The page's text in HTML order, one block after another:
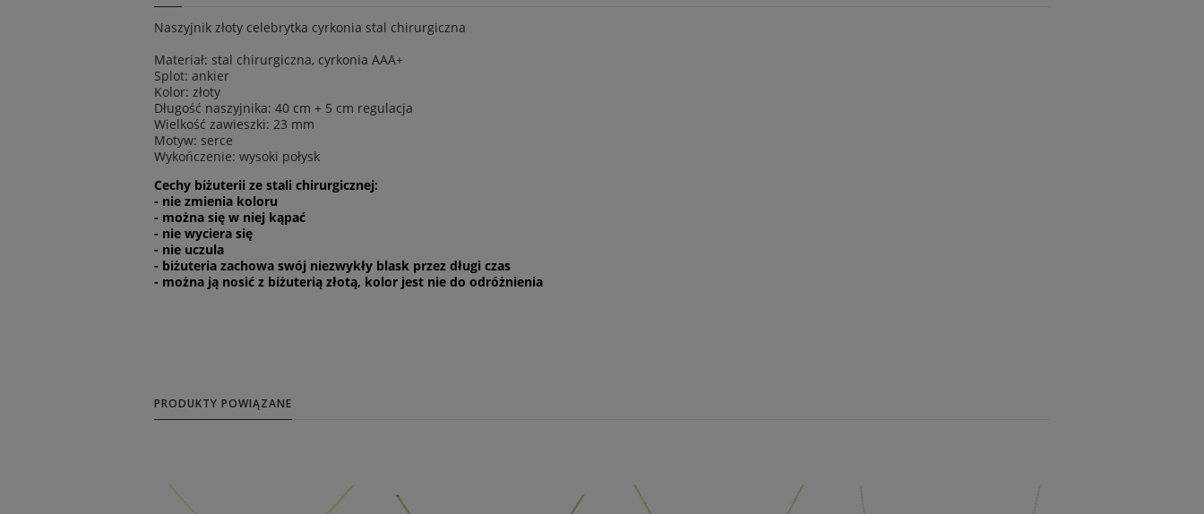
Naszyjnik złoty celebrytka cyrkonia stal chirurgiczna
Materiał: stal chirurgiczna, cyrkonia AAA+
Splot: ankier
Kolor: złoty
Długość naszyjnika: 40 cm + 5 cm regulacja
Wielkość zawieszki: 23 mm
Motyw: serce
Wykończenie: wysoki połysk
Cechy biżuterii ze stali chirurgicznej:
- nie zmienia koloru
- można się w niej kąpać
- nie wyciera się
- nie uczula
- biżuteria zachowa swój niezwykły blask przez długi czas
- można ją nosić z biżuterią złotą, kolor jest nie do odróżnienia
PRODUKTY POWIĄZANE